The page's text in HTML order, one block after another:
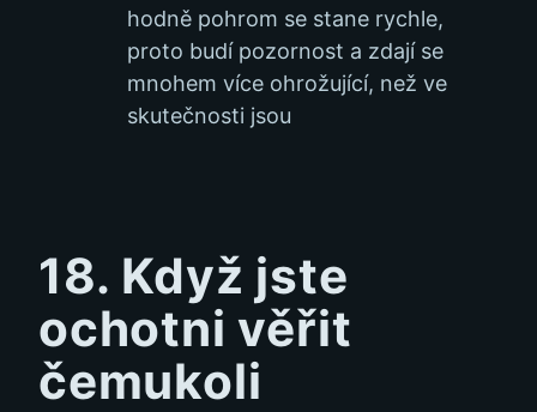
hodně pohrom se stane rychle,
proto budí pozornost a zdají se
mnohem více ohrožující, než ve
skutečnosti jsou
18. Když jste
ochotni věřit
čemukoli